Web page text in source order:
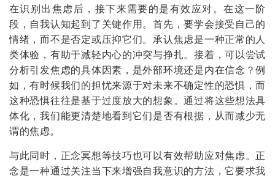
在识别出焦虑后，接下来需要的是有效应对。在这一阶
段，自我认知起到了关键作用。首先，要学会接受自己的
情绪，而不是否定或压抑它们。承认焦虑是一种正常的人
类体验，有助于减轻内心的冲突与挣扎。接着，可以尝试
分析引发焦虑的具体因素，是外部环境还是内在信念？例
如，有时候我们的担忧来源于对未来不确定性的恐惧，而
这种恐惧往往是基于过度放大的想象。通过将这些想法具
体化，我们能更清楚地看到它们是否有根据，从而减少无
谓的焦虑。
与此同时，正念冥想等技巧也可以有效帮助应对焦虑。正
念是一种通过关注当下来增强自我意识的方法，它要求我